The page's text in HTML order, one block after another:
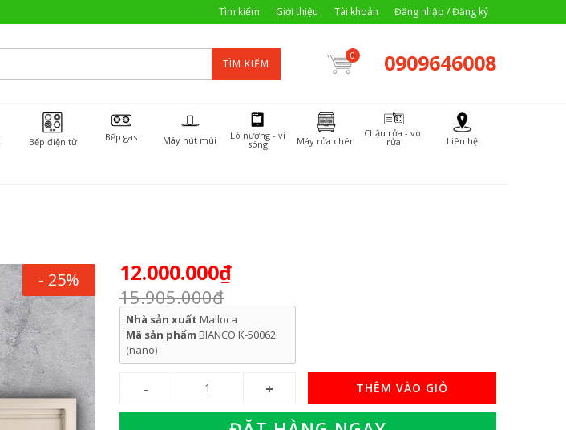
Tìm kiếm Giới thiệu Tài khoản Đăng nhập / Đăng ký
TÌM KIẾM
0 0909646008
Bếp điện từ Bếp gas Máy hút mùi Lò nướng - vi
sóng Máy rửa chén
Chậu rửa - vòi
rửa Liên hệ
- 25% 12.000.000₫
15.905.000₫
Nhà sản xuất Malloca
Mã sản phẩm BIANCO K-50062
(nano)
THÊM VÀO GIỎ